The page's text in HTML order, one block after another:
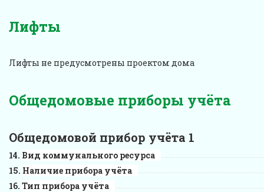
Лифты
Лифты не предусмотрены проектом дома
Общедомовые приборы учёта
Общедомовой прибор учёта 1
Вид коммунального ресурса
Наличие прибора учёта
Тип прибора учёта